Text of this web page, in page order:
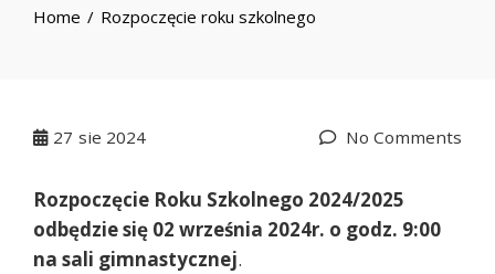
Home Rozpoczęcie roku szkolnego
27 sie 2024 No Comments
Rozpoczęcie Roku Szkolnego 2024/2025
odbędzie się 02 września 2024r. o godz. 9:00
na sali gimnastycznej.